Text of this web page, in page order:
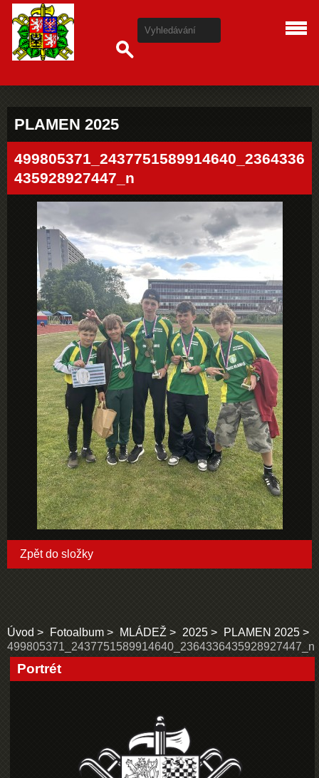
PLAMEN 2025
499805371_2437751589914640_2364336
435928927447_n
Zpět do složky
Úvod Fotoalbum MLÁDEŽ 2025
PLAMEN 2025
499805371_2437751589914640_2364336435928927447_n
Portrét